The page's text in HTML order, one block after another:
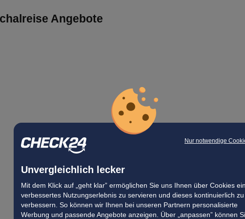
Nur notwendige
Unvergleichlich lecker
Mit dem Klick auf „geht klar” ermöglichen Sie uns Ihnen über Cookies ein
verbessertes Nutzungserlebnis zu servieren und dieses kontinuierlich zu
verbessern. So können wir Ihnen bei unseren Partnern personalisierte
Werbung und passende Angebote anzeigen. Über „anpassen” können
Angebote